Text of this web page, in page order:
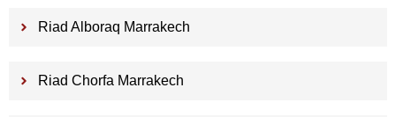
Riad Alboraq Marrakech
Riad Chorfa Marrakech